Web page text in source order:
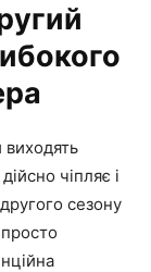
виходять
чіпляє і
сезону